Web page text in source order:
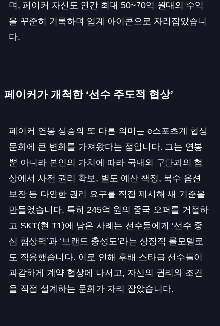
며, 페이커 자신도 연간 최대 50~70억 원대의 수익
을 꾸준히 기록하며 업계 아이콘으로 자리잡았습니
다.
페이커가 개척한 ‘선수 주도적 협상’
페이커 연봉 상승의 또 다른 의미는 e스포츠계 협상
문화에 큰 변화를 가져왔다는 점입니다. 그는 연봉
뿐 아니라 본인의 가치에 따라 국내외 구단과의 협
상에서 사전 권리 확보, 별도 예산 책정, 복수 옵션
보장 등 다양한 권리 요구를 직접 제시해 새 기준을
만들었습니다. 특히 245억 원의 중국 오퍼를 거절하
고 SKT(현 T1)에 남은 사례는 선수들에게 ‘선수 중
심 협상력’과 ‘브랜드 충성도’라는 상징적 롤모델로
도 작용했습니다. 이로 인해 후배 스타급 선수들이
과감하게 계약 협상에 나서고, 자신의 권리와 조건
을 직접 설계하는 문화가 자리 잡았습니다.